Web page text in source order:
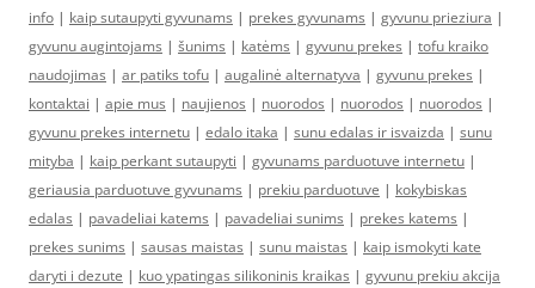
info | kaip sutaupyti gyvunams | prekes gyvunams | gyvunu prieziura |
gyvunu augintojams | šunims | katėms | gyvunu prekes | tofu kraiko
naudojimas | ar patiks tofu | augalinė alternatyva | gyvunu prekes |
kontaktai | apie mus | naujienos | nuorodos | nuorodos | nuorodos |
gyvunu prekes internetu | edalo itaka | sunu edalas ir isvaizda | sunu
mityba | kaip perkant sutaupyti | gyvunams parduotuve internetu |
geriausia parduotuve gyvunams | prekiu parduotuve | kokybiskas
edalas | pavadeliai katems | pavadeliai sunims | prekes katems |
prekes sunims | sausas maistas | sunu maistas | kaip ismokyti kate
daryti i dezute | kuo ypatingas silikoninis kraikas | gyvunu prekiu akcija